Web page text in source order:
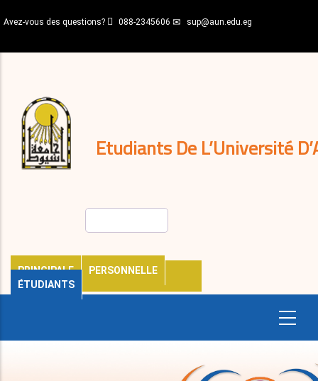
au
principal
Avez-vous des questions? 088-2345606 sup@aun.edu.eg
Etudiants De L’Université
PRINCIPALE
PERSONNELLE
ÉTUDIANTS
décisions
Expatriés
Journal